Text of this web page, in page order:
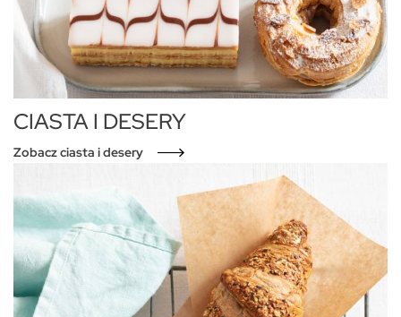
CIASTA I DESERY
Zobacz ciasta i desery